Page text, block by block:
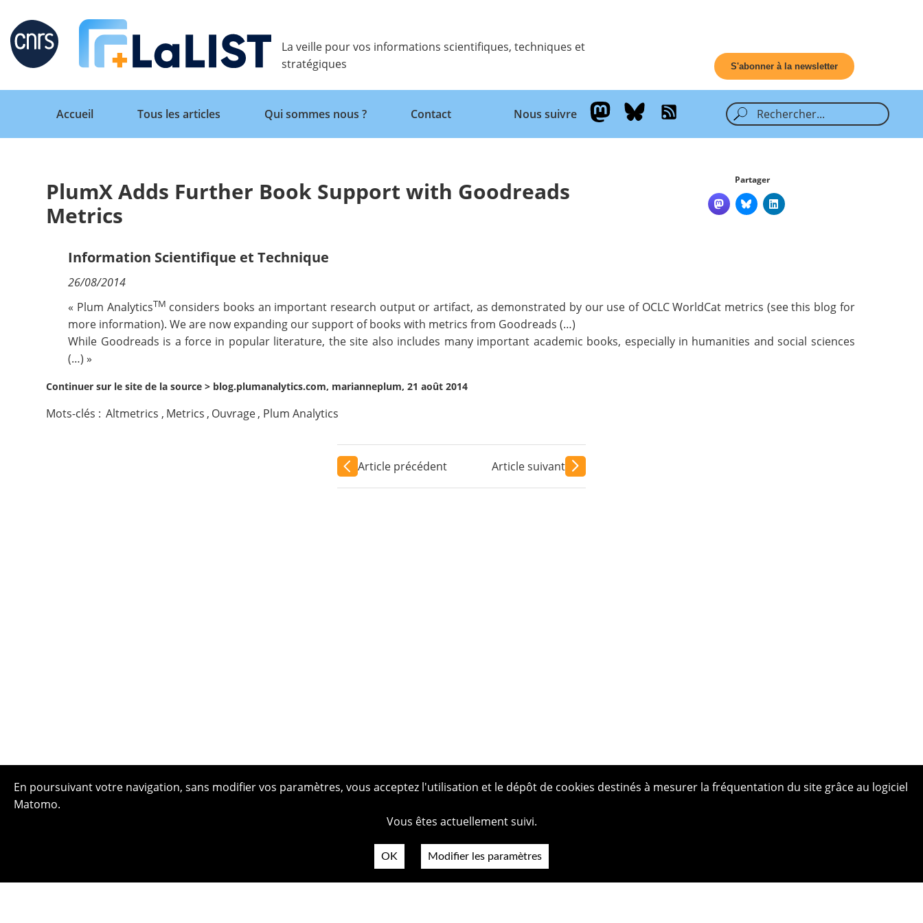
Retour
Accueil
Qui sommes nous ?
La veille pour vos informations scientifiques, techniques et
stratégiques
S'abonner à la newsletter
Retour
Accueil
Tous les articles Qui sommes nous ? Contact Nous suivre
PlumX Adds Further Book Support with Goodreads
Metrics
Partager
Information Scientifique et Technique
26/08/2014
« Plum AnalyticsTM considers books an important research output or artifact, as demonstrated by our use of OCLC WorldCat metrics (see this blog for
more information). We are now expanding our support of books with metrics from Goodreads (…)
While Goodreads is a force in popular literature, the site also includes many important academic books, especially in humanities and social sciences
(…) »
Continuer sur le site de la source > blog.plumanalytics.com, marianneplum, 21 août 2014
Mots-clés : Altmetrics , Metrics , Ouvrage, Plum Analytics
Article précédent Article suivant
En poursuivant votre navigation, sans modifier vos paramètres, vous acceptez l'utilisation et le dépôt de cookies destinés à mesurer la fréquentation du site grâce au logiciel
Matomo.
Vous êtes actuellement suivi.
OK Modifier les paramètres